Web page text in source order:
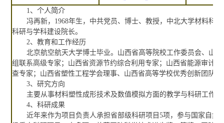
1、个人简介
冯再新，1968年生，中共党员、博士、教授，中北大学材料科
科研与学科建设院长。
2、教育和工作经历
北京航空航天大学博士毕业。山西省高等院校工作委员会、山
组联系高级专家；山西省资源节约综合利用专家；山西省能源审计
查专家；山西省塑性工程学会理事、山西省高等学校优秀创新团队成
3、研究方向
主要从事材料塑性成形技术及数值模拟方面的教学与科研工作。
4、科研成果
近年来作为项目负责人承担省部级科研项目5项，参与国家自然